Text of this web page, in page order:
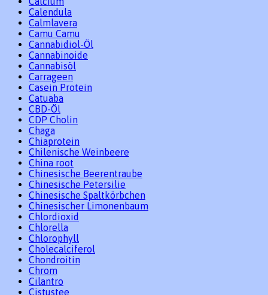
Calendula
Calmlavera
Camu Camu
Cannabidiol-Öl
Cannabinoide
Cannabisöl
Carrageen
Casein Protein
Catuaba
CBD-Öl
CDP Cholin
Chaga
Chiaprotein
Chilenische Weinbeere
China root
Chinesische Beerentraube
Chinesische Petersilie
Chinesische Spaltkörbchen
Chinesischer Limonenbaum
Chlordioxid
Chlorella
Chlorophyll
Cholecalciferol
Chondroitin
Chrom
Cilantro
Cistustee